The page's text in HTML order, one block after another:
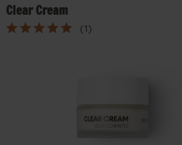
Clear Cream
(1 )